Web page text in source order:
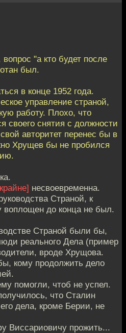
"а кто будет после
был.
в конце 1952 года.
управление страной,
работу. Плохо, что
своего снятия с должности
авторитет перенес бы в
Хрущев бы не пробился
несвоевременна.
Страной, к
воплощен до конца не был.
Страной были бы,
реального Дела (пример
вроде Хрущова.
кому продолжить дело
помогли, чтоб не успел.
что Сталин
дела, кроме Берии, не
Виссариовичу прожить...